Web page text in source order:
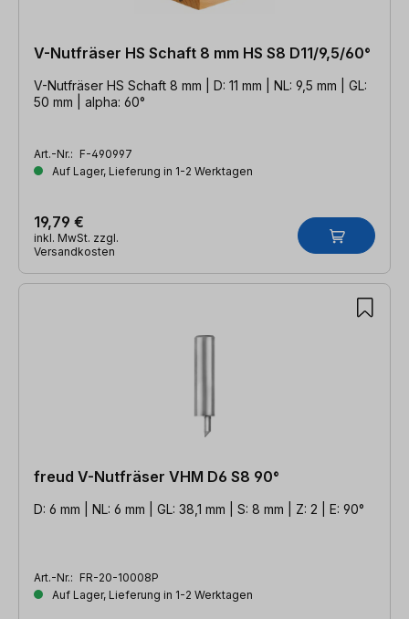
V-Nutfräser HS Schaft 8 mm HS S8 D11/9,5/60°
V-Nutfräser HS Schaft 8 mm | D: 11 mm | NL: 9,5 mm | GL:
50 mm | alpha: 60°
Art.-Nr.: F-490997
Auf Lager, Lieferung in 1-2 Werktagen
19,79 €
inkl. MwSt. zzgl.
Versandkosten
freud V-Nutfräser VHM D6 S8 90°
D: 6 mm | NL: 6 mm | GL: 38,1 mm | S: 8 mm | Z: 2 | E: 90°
Art.-Nr.: FR-20-10008P
Auf Lager, Lieferung in 1-2 Werktagen